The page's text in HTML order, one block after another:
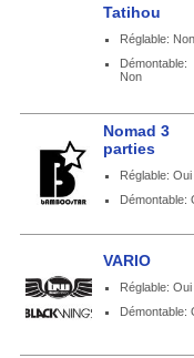
Tatihou
Réglable: Non
Démontable:
Non
Nomad 3
parties
Réglable: Oui
Démontable:
VARIO
Réglable: Oui
Démontable: